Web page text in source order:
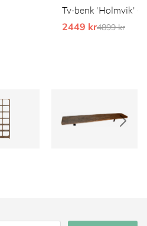
Tv-benk 'Holmvik' -
2449 krOrdinarie
4899 kr